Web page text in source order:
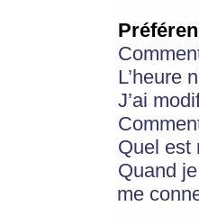
L’heure
J’ai
Quel est
Quand
me